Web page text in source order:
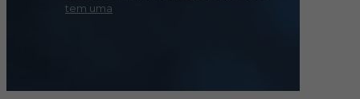
tem uma